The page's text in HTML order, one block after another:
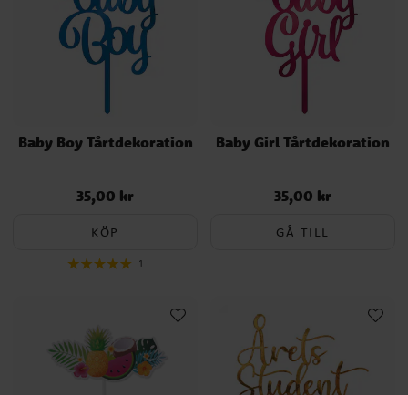
Baby Boy Tårtdekoration
Pris:35,00 kr
35,00 kr
KÖP
1
Baby Girl Tårtdekoration
Pris:35,00 kr
35,00 kr
GÅ TILL